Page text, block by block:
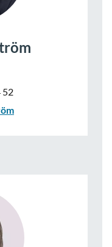
52